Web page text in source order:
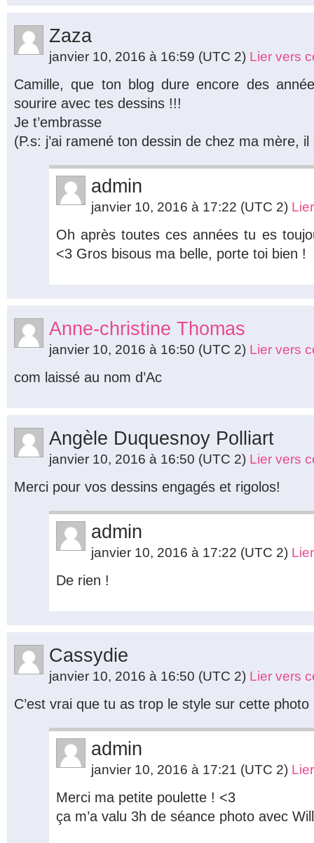
Zaza
janvier 10, 2016 à 16:59 (UTC 2) Lier vers
Camille, que ton blog dure encore des
sourire avec tes dessins !!!
Je t’embrasse
(P.s: j’ai ramené ton dessin de chez ma mère,
admin
janvier 10, 2016 à 17:22 (UTC 2)
Oh après toutes ces années tu es
<3 Gros bisous ma belle, porte toi bien !
Anne-christine Thomas
janvier 10, 2016 à 16:50 (UTC 2) Lier vers
com laissé au nom d’Ac
Angèle Duquesnoy Polliart
janvier 10, 2016 à 16:50 (UTC 2) Lier vers
Merci pour vos dessins engagés et rigolos!
admin
janvier 10, 2016 à 17:22 (UTC 2)
De rien !
Cassydie
janvier 10, 2016 à 16:50 (UTC 2) Lier vers
C’est vrai que tu as trop le style sur cette
admin
janvier 10, 2016 à 17:21 (UTC 2)
Merci ma petite poulette ! <3
ça m’a valu 3h de séance photo avec